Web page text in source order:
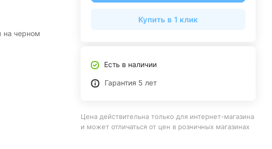
на черном
Купить в 1 клик
Есть в наличии
Гарантия 5 лет
Цена действительна только для интернет-магазина
и может отличаться от цен в розничных магазинах